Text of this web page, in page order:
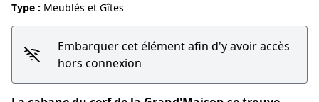
Type : Meublés et Gîtes
Embarquer cet élément afin d'y avoir accès
hors connexion